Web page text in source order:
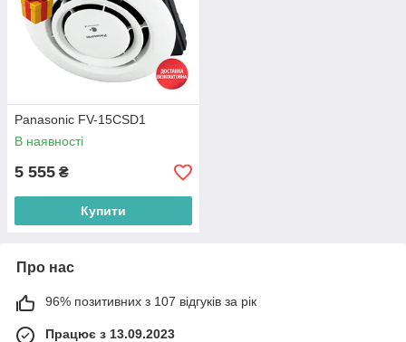
Panasonic FV-15CSD1
В наявності
5 555 ₴
Купити
Про нас
96% позитивних з 107 відгуків за рік
Працює з 13.09.2023